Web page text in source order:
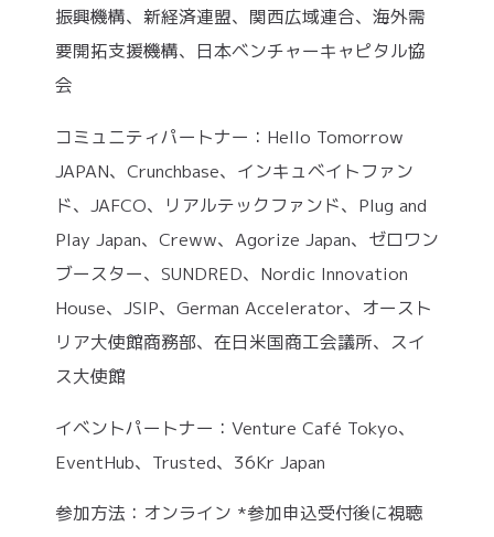
振興機構、新経済連盟、関西広域連合、海外需
要開拓支援機構、日本ベンチャーキャピタル協
会
コミュニティパートナー：Hello Tomorrow
JAPAN、Crunchbase、インキュベイトファン
ド、JAFCO、リアルテックファンド、Plug and
Play Japan、Creww、Agorize Japan、ゼロワン
ブースター、SUNDRED、Nordic Innovation
House、JSIP、German Accelerator、オースト
リア大使館商務部、在日米国商工会議所、スイ
ス大使館
イベントパートナー：Venture Café Tokyo、
EventHub、Trusted、36Kr Japan
参加方法：オンライン *参加申込受付後に視聴